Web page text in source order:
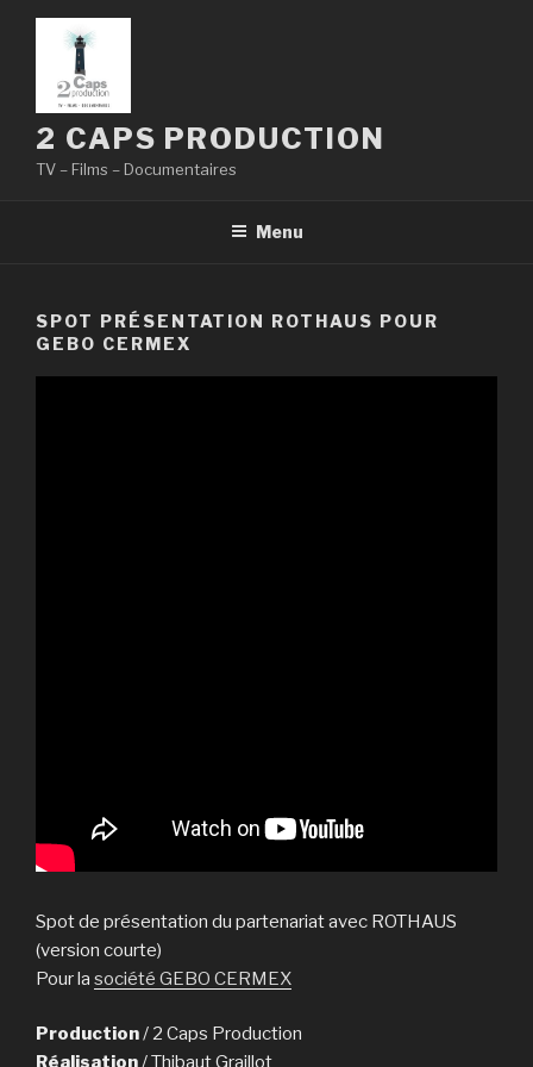
Aller
principal
2 CAPS PRODUCTION
TV – Films – Documentaires
Menu
SPOT PRÉSENTATION ROTHAUS POUR
GEBO CERMEX
Spot de présentation du partenariat avec ROTHAUS
(version courte)
Pour la société GEBO CERMEX
Production/ 2 Caps Production
Réalisation/ Thibaut Graillot